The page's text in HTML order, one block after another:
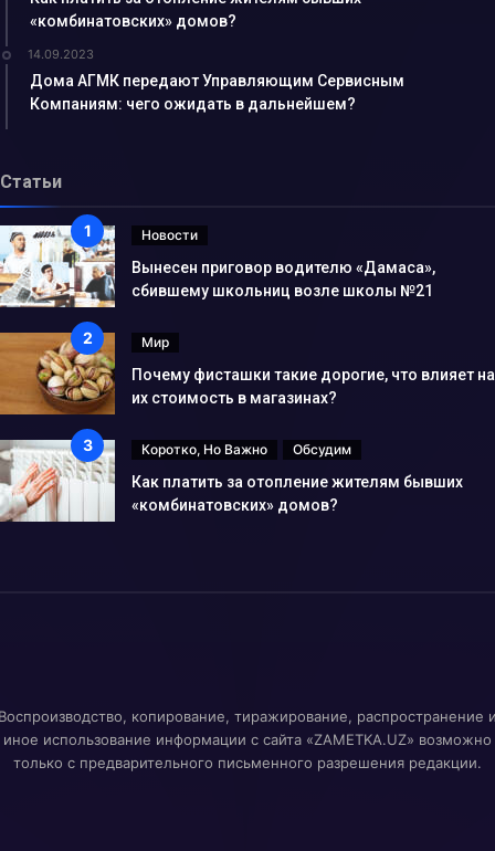
«комбинатовских» домов?
14.09.2023
Дома АГМК передают Управляющим Сервисным
Компаниям: чего ожидать в дальнейшем?
Статьи
Новости
Вынесен приговор водителю «Дамаса»,
сбившему школьниц возле школы №21
Мир
Почему фисташки такие дорогие, что влияет на
их стоимость в магазинах?
Коротко, Но Важно Обсудим
Как платить за отопление жителям бывших
«комбинатовских» домов?
копирование, тиражирование, распространение
иное использование информации с сайта «ZAMETKA.UZ» возможно
только с предварительного письменного разрешения редакции.